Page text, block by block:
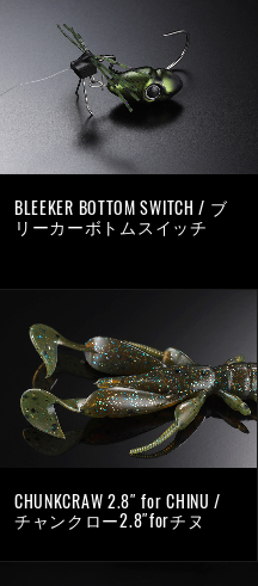
BLEEKER BOTTOM SWITCH / ブ
リーカーボトムスイッチ
CHUNKCRAW 2.8″ for CHINU /
チャンクロー2.8″forチヌ